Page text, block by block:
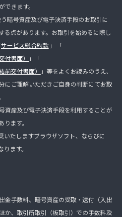
きます。
暗号資産及び電子決済手段のお取引に
る点があります。お取引を始めるに際し
サービス総合約款 」「
付書面）
」「
前交付書面）
」等をよくお読みのうえ、
にご理解いただきご自身の判断にてお取
資産及び電子決済手段を利用することが
ます。
いたしますブラウザソフト、ならびに
ます。
金手数料、暗号資産の受取・送付（入出
か、取引所取引（板取引）での手数料及